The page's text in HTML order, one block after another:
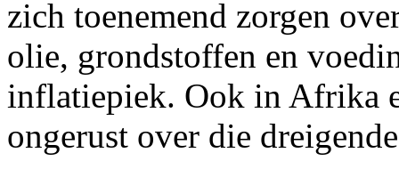
zich toenemend zorgen
olie, grondstoffen en
inflatiepiek. Ook in Afrika
ongerust over die